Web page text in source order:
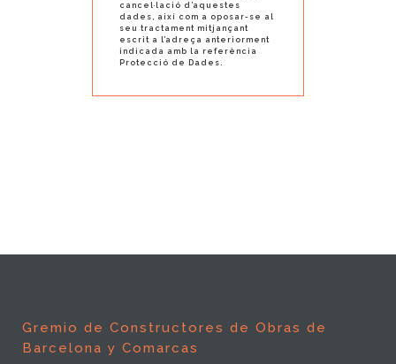
cancel·lació d’aquestes
dades, així com a oposar-se al
seu tractament mitjançant
escrit a l’adreça anteriorment
indicada amb la referència
Protecció de Dades.
Gremio de Constructores de Obras de
Barcelona y Comarcas